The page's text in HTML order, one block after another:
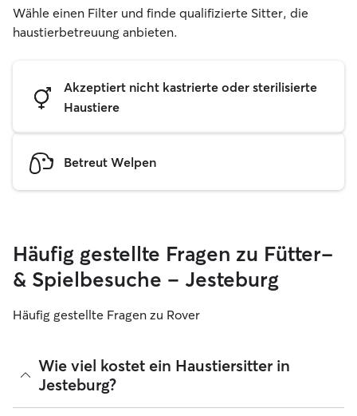
Wähle einen Filter und finde qualifizierte Sitter, die
haustierbetreuung anbieten.
Akzeptiert nicht kastrierte oder sterilisierte
Haustiere
Betreut Welpen
Häufig gestellte Fragen zu Fütter-
& Spielbesuche – Jesteburg
Häufig gestellte Fragen zu Rover
Wie viel kostet ein Haustiersitter in
Jesteburg?